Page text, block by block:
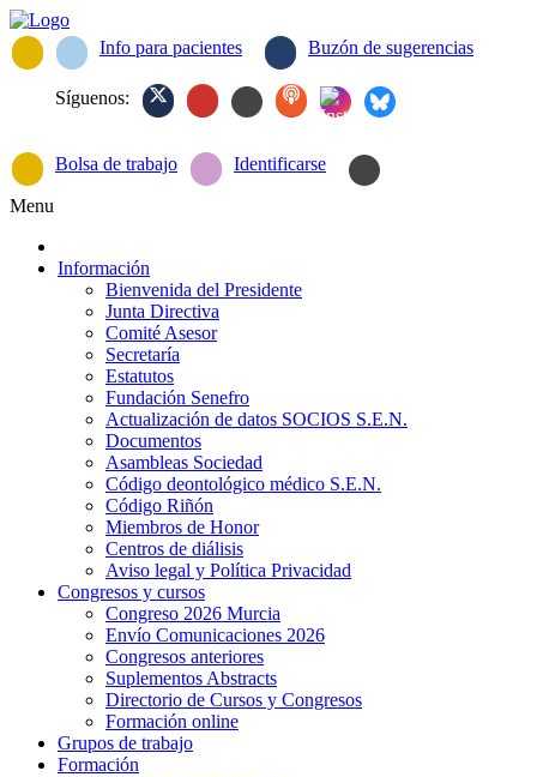
Info para pacientes Buzón de sugerencias
Síguenos:
Bolsa de trabajo Identificarse
Menu
Información
Bienvenida del Presidente
Junta Directiva
Comité Asesor
Secretaría
Estatutos
Fundación Senefro
Actualización de datos SOCIOS S.E.N.
Documentos
Asambleas Sociedad
Código deontológico médico S.E.N.
Código Riñón
Miembros de Honor
Centros de diálisis
Aviso legal y Política Privacidad
Congresos y cursos
Congreso 2026 Murcia
Envío Comunicaciones 2026
Congresos anteriores
Suplementos Abstracts
Directorio de Cursos y Congresos
Formación online
Grupos de trabajo
Formación